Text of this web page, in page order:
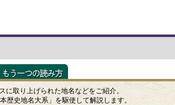
に取り上げられた地名などをご紹介。
歴史地名大系」を駆使して解説します。